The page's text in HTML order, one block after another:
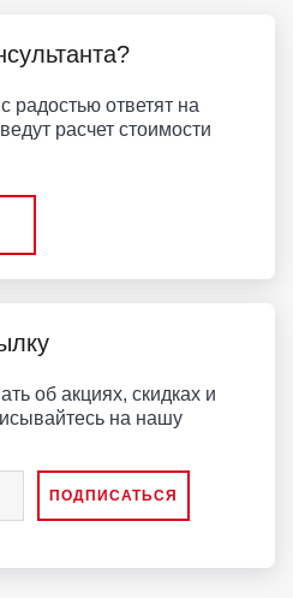
ответят на
расчет стоимости
об акциях, скидках и
на нашу